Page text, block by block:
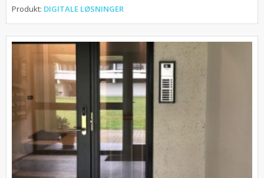
Produkt: DIGITALE LØSNINGER